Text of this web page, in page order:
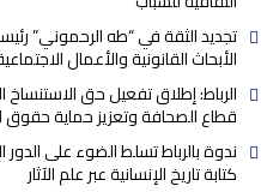
تجديد الثقة في “طه الرحموني”
الأبحاث القانونية والأعمال
الرباط: إطلاق تفعيل حق
قطاع الصحافة وتعزيز حماية
ندوة بالرباط تسلط الضوء على
كتابة تاريخ الإنسانية عبر علم الآثار